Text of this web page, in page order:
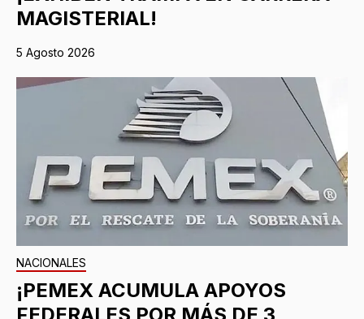
MAGISTERIAL!
5 Agosto 2026
NACIONALES
¡PEMEX ACUMULA APOYOS